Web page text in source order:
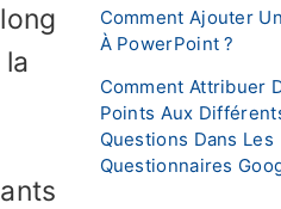
Comment Ajouter
À PowerPoint ?
Comment Attribuer
Points Aux
Questions Dans Les
Questionnaires